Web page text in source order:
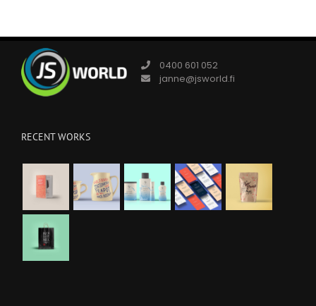
0400 601 052
janne@jsworld.fi
RECENT WORKS